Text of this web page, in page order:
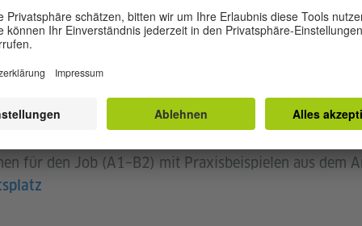
und Einstieg in den deutschen
in Deutschland
mit Themen rund um Kultur, Alltag und
zu aktuellen Themen aus Deutschland.
für den Job (A1–B2) mit Praxisbeispielen aus dem